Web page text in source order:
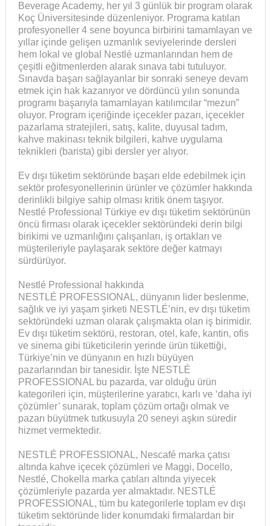
Beverage Academy, her yıl 3 günlük bir program olarak
Koç Üniversitesinde düzenleniyor. Programa katılan
profesyoneller 4 sene boyunca birbirini tamamlayan ve
yıllar içinde gelişen uzmanlık seviyelerinde dersleri
hem lokal ve global Nestlé uzmanlarından hem de
çeşitli eğitmenlerden alarak sınava tabi tutuluyor.
Sınavda başarı sağlayanlar bir sonraki seneye devam
etmek için hak kazanıyor ve dördüncü yılın sonunda
programı başarıyla tamamlayan katılımcılar “mezun”
oluyor. Program içeriğinde içecekler pazarı, içecekler
pazarlama stratejileri, satış, kalite, duyusal tadım,
kahve makinası teknik bilgileri, kahve uygulama
teknikleri (barista) gibi dersler yer alıyor.
Ev dışı tüketim sektöründe başarı elde edebilmek için
sektör profesyonellerinin ürünler ve çözümler hakkında
derinlikli bilgiye sahip olması kritik önem taşıyor.
Nestlé Professional Türkiye ev dışı tüketim sektörünün
öncü firması olarak içecekler sektöründeki derin bilgi
birikimi ve uzmanlığını çalışanları, iş ortakları ve
müşterileriyle paylaşarak sektöre değer katmayı
sürdürüyor.
Nestlé Professional hakkında
NESTLÉ PROFESSIONAL, dünyanın lider beslenme,
sağlık ve iyi yaşam şirketi NESTLÉ’nin, ev dışı tüketim
sektöründeki uzman olarak çalışmakta olan iş birimidir.
Ev dışı tüketim sektörü, restoran, otel, kafe, kantin, ofis
ve sinema gibi tüketicilerin yerinde ürün tükettiği,
Türkiye’nin ve dünyanın en hızlı büyüyen
pazarlarından bir tanesidir. İşte NESTLÉ
PROFESSIONAL bu pazarda, var olduğu ürün
kategorileri için, müşterilerine yaratıcı, karlı ve ‘daha iyi
çözümler’ sunarak, toplam çözüm ortağı olmak ve
pazarı büyütmek tutkusuyla 20 seneyi aşkın süredir
hizmet vermektedir.
NESTLÉ PROFESSIONAL, Nescafé marka çatısı
altında kahve içecek çözümleri ve Maggi, Docello,
Nestlé, Chokella marka çatıları altında yiyecek
çözümleriyle pazarda yer almaktadır. NESTLÉ
PROFESSIONAL, tüm bu kategorilerle toplam ev dışı
tüketim sektöründe lider konumdaki firmalardan bir